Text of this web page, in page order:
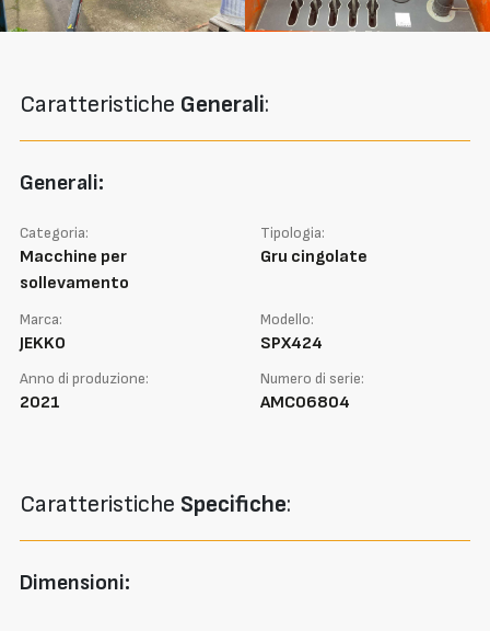
Caratteristiche Generali:
Generali:
Categoria:
Macchine per
sollevamento
Tipologia:
Gru cingolate
Marca:
JEKKO
Modello:
SPX424
Anno di produzione:
2021
Numero di serie:
AMC06804
Caratteristiche Specifiche:
Dimensioni: